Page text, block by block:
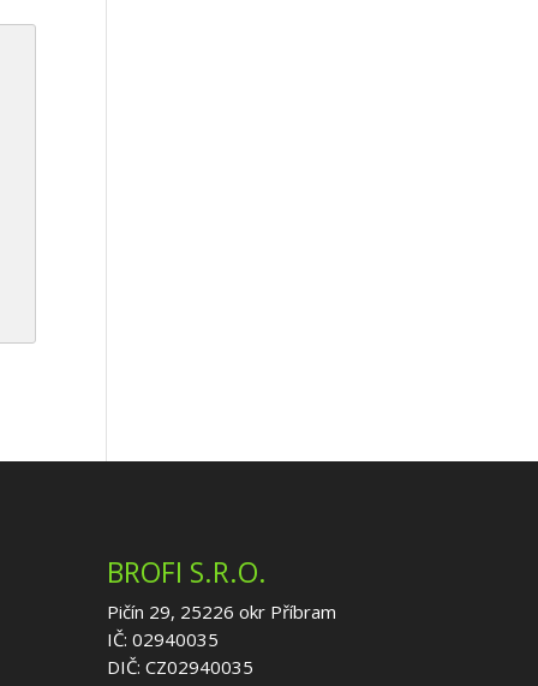
BROFI S.R.O.
Pičín 29, 25226 okr Příbram
IČ: 02940035
DIČ: CZ02940035